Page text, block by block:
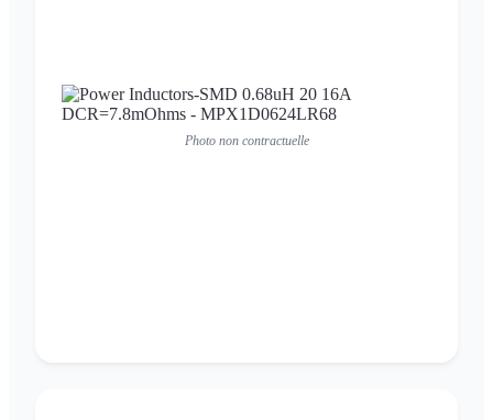
Photo non contractuelle